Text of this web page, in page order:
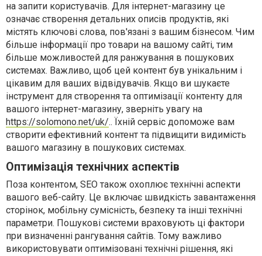
на запити користувачів. Для інтернет-магазину це
означає створення детальних описів продуктів, які
містять ключові слова, пов'язані з вашим бізнесом. Чим
більше інформації про товари на вашому сайті, тим
більше можливостей для ранжування в пошукових
системах. Важливо, щоб цей контент був унікальним і
цікавим для ваших відвідувачів. Якщо ви шукаєте
інструмент для створення та оптимізації контенту для
вашого інтернет-магазину, зверніть увагу на
https://solomono.net/uk/.. Їхній сервіс допоможе вам
створити ефективний контент та підвищити видимість
вашого магазину в пошукових системах.
Оптимізація технічних аспектів
Поза контентом, SEO також охоплює технічні аспекти
вашого веб-сайту. Це включає швидкість завантаження
сторінок, мобільну сумісність, безпеку та інші технічні
параметри. Пошукові системи враховують ці фактори
при визначенні рангування сайтів. Тому важливо
використовувати оптимізовані технічні рішення, які